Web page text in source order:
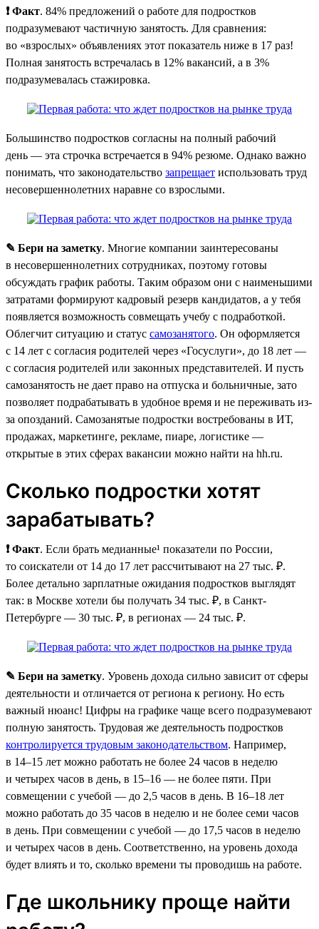
❗ Факт. 84% предложений о работе для подростков
подразумевают частичную занятость. Для сравнения:
во «взрослых» объявлениях этот показатель ниже в 17 раз!
Полная занятость встречалась в 12% вакансий, а в 3%
подразумевалась стажировка.
Большинство подростков согласны на полный рабочий
день — эта строчка встречается в 94% резюме. Однако важно
понимать, что законодательство запрещает использовать труд
несовершеннолетних наравне со взрослыми.
✎ Бери на заметку. Многие компании заинтересованы
в несовершеннолетних сотрудниках, поэтому готовы
обсуждать график работы. Таким образом они с наименьшими
затратами формируют кадровый резерв кандидатов, а у тебя
появляется возможность совмещать учебу с подработкой.
Облегчит ситуацию и статус самозанятого. Он оформляется
с 14 лет с согласия родителей через «Госуслуги», до 18 лет —
с согласия родителей или законных представителей. И пусть
самозанятость не дает право на отпуска и больничные, зато
позволяет подрабатывать в удобное время и не переживать из-
за опозданий. Самозанятые подростки востребованы в ИТ,
продажах, маркетинге, рекламе, пиаре, логистике —
открытые в этих сферах вакансии можно найти на hh.ru.
Сколько подростки хотят
зарабатывать?
❗ Факт. Если брать медианные¹ показатели по России,
то соискатели от 14 до 17 лет рассчитывают на 27 тыс. ₽.
Более детально зарплатные ожидания подростков выглядят
так: в Москве хотели бы получать 34 тыс. ₽, в Санкт-
Петербурге — 30 тыс. ₽, в регионах — 24 тыс. ₽.
✎ Бери на заметку. Уровень дохода сильно зависит от сферы
деятельности и отличается от региона к региону. Но есть
важный нюанс! Цифры на графике чаще всего подразумевают
полную занятость. Трудовая же деятельность подростков
контролируется трудовым законодательством. Например,
в 14–15 лет можно работать не более 24 часов в неделю
и четырех часов в день, в 15–16 — не более пяти. При
совмещении с учебой — до 2,5 часов в день. В 16–18 лет
можно работать до 35 часов в неделю и не более семи часов
в день. При совмещении с учебой — до 17,5 часов в неделю
и четырех часов в день. Соответственно, на уровень дохода
будет влиять и то, сколько времени ты проводишь на работе.
Где школьнику проще найти